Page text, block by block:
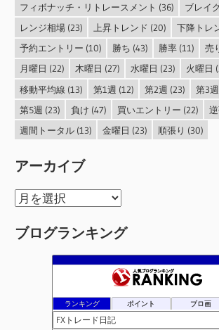
フィボナッチ・リトレースメント (36) ブレイク
レンジ相場(23) 上昇トレンド (20) 下降トレ
予約エントリー (10) 勝ち (43) 勝率(11) 売
月曜日 (22) 木曜日 (27) 水曜日 (23) 火曜日
移動平均線 (13) 第1週 (12) 第2週 (23) 第3週
第5週 (23) 負け (47) 買いエントリー (22)
週間トータル(13) 金曜日 (23) 順張り (30)
アーカイブ
ア
カ
ブログランキング
ランキング ポイント ブロ画